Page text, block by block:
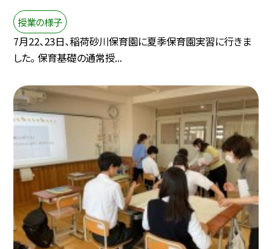
授業の様子
7月22、23日、稲荷砂川保育園に夏季保育園実習に行きま
した。 保育基礎の通常授...